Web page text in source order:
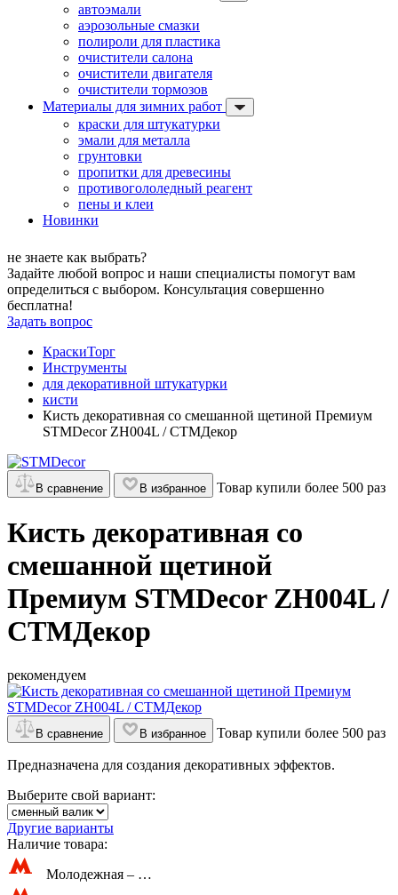
автоэмали
аэрозольные смазки
полироли для пластика
очистители салона
очистители двигателя
очистители тормозов
Материалы для зимних работ
краски для штукатурки
эмали для металла
грунтовки
пропитки для древесины
противогололедный реагент
пены и клеи
Новинки
не знаете как выбрать?
Задайте любой вопрос и наши специалисты помогут вам
определиться с выбором. Консультация совершенно
бесплатна!
Задать вопрос
КраскиТорг
Инструменты
для декоративной штукатурки
кисти
Кисть декоративная со смешанной щетиной Премиум
STMDecor ZH004L / СТМДекор
В сравнение В избранное Товар купили более 500 раз
Кисть декоративная со
смешанной щетиной
Премиум STMDecor ZH004L /
СТМДекор
рекомендуем
В сравнение В избранное Товар купили более 500 раз
Предназначена для создания декоративных эффектов.
Выберите свой вариант:
Другие варианты
Наличие товара:
Молодежная – …